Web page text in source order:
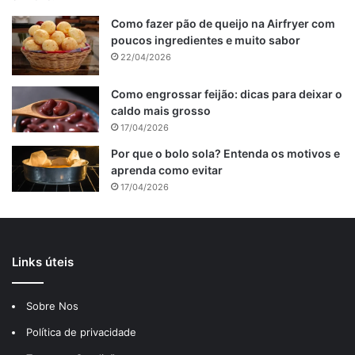
Como fazer pão de queijo na Airfryer com
poucos ingredientes e muito sabor
22/04/2026
Como engrossar feijão: dicas para deixar o
caldo mais grosso
17/04/2026
Por que o bolo sola? Entenda os motivos e
aprenda como evitar
17/04/2026
Links úteis
Sobre Nos
Política de privacidade